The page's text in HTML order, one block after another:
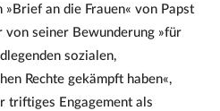
»Brief an die Frauen« von Papst
von seiner Bewunderung »für
sozialen,
Rechte gekämpft haben«,
triftiges Engagement als